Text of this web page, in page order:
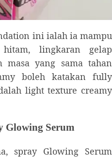
ini ialah ia mampu
lingkaran gelap
masa yang sama tahan
boleh katakan fully
light texture creamy
Glowing Serum
spray Glowing Serum